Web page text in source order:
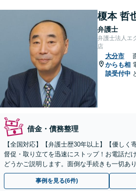
榎本 哲
弁護士
弁護士法人エ
店
大分市
からも相
談受付中
借金・債務整理
【全国対応】【弁護士歴30年以上】【優しく
督促・取り立てを迅速にストップ！お電話だ
どうかご説明します。面倒な手続きも一切あ
まず、お気軽にご相談ください。【電話相談
事例を見る(6件)